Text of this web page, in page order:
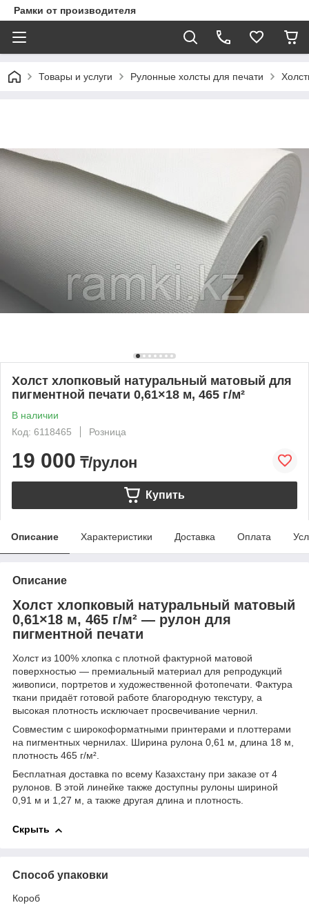
Рамки от производителя
Товары и услуги Рулонные холсты для печати
Холст хлопковый натуральный матовый для
пигментной печати 0,61×18 м, 465 г/м²
В наличии
Код: 6118465
Розница
19 000 ₸/рулон
Купить
Описание Характеристики Доставка Оплата
Описание
Холст хлопковый натуральный матовый
0,61×18 м, 465 г/м² — рулон для
пигментной печати
Холст из 100% хлопка с плотной фактурной матовой
поверхностью — премиальный материал для репродукций
живописи, портретов и художественной фотопечати. Фактура
ткани придаёт готовой работе благородную текстуру, а
высокая плотность исключает просвечивание чернил.
Совместим с широкоформатными принтерами и плоттерами
на пигментных чернилах. Ширина рулона 0,61 м, длина 18 м,
плотность 465 г/м².
Бесплатная доставка по всему Казахстану при заказе от 4
рулонов. В этой линейке также доступны рулоны шириной
0,91 м и 1,27 м, а также другая длина и плотность.
Скрыть
Способ упаковки
Короб